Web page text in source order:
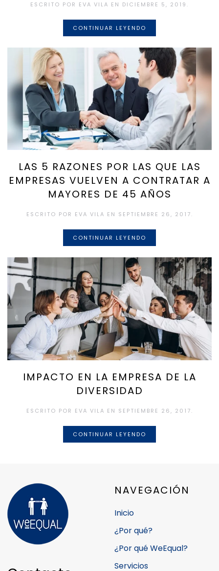
ESCRITO POR EVA VILA EN DICIEMBRE 5, 2019 .
CONTINUAR LEYENDO
LAS 5 RAZONES POR LAS QUE LAS
EMPRESAS VUELVEN A CONTRATAR A
MAYORES DE 45 AÑOS
ESCRITO POR EVA VILA EN SEPTIEMBRE 26, 2017.
CONTINUAR LEYENDO
IMPACTO EN LA EMPRESA DE LA
DIVERSIDAD
ESCRITO POR EVA VILA EN SEPTIEMBRE 26, 2017.
CONTINUAR LEYENDO
NAVEGACIÓN
Inicio
¿Por qué?
¿Por qué WeEqual?
Servicios